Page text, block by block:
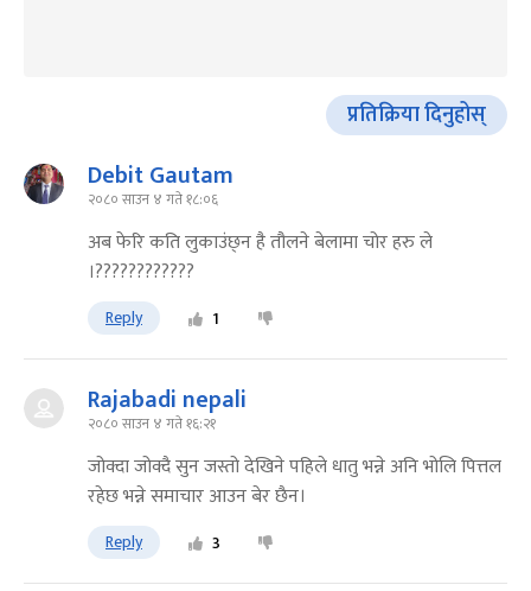
प्रतिक्रिया दिनुहोस्
Debit Gautam
२०८० साउन ४ गते १८:०६
अब फेरि कति लुकाउंछ्न है तौलने बेलामा चोर हरु ले
।????????????
Reply 1
Rajabadi nepali
२०८० साउन ४ गते १६:२१
जोक्दा जोक्दै सुन जस्तो देखिने पहिले धातु भन्ने अनि भोलि पित्तल
रहेछ भन्ने समाचार आउन बेर छैन।
Reply 3